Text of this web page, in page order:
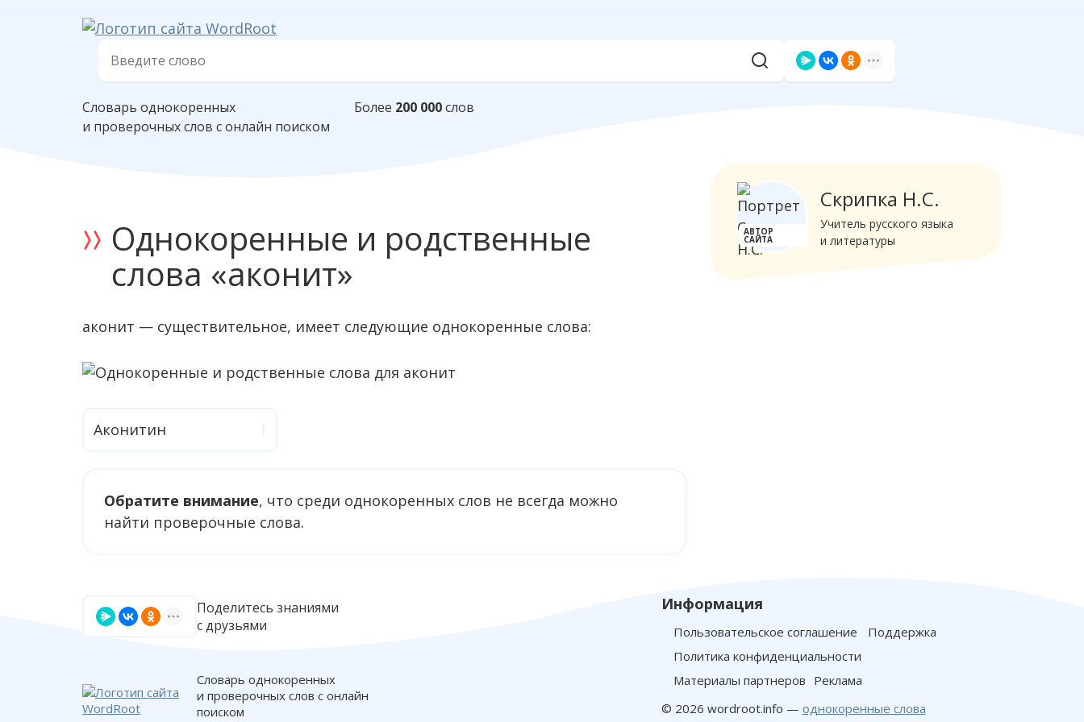
Словарь однокоренных
и проверочных слов с онлайн поиском
Более 200 000слов
Однокоренные и родственные
слова «аконит»
аконит — существительное, имеет следующие однокоренные слова:
Аконитин
Обратите внимание, что среди однокоренных слов не всегда можно
найти проверочные слова.
АВТОР
САЙТА
Скрипка Н.С.
Учитель русского языка
и литературы
Словарь однокоренных
и проверочных слов с онлайн
поиском
Информация
Пользовательское соглашение
Поддержка
Политика конфиденциальности
Материалы партнеров Реклама
© 2026 wordroot.info — однокоренные слова
Поделитесь знаниями
с друзьями